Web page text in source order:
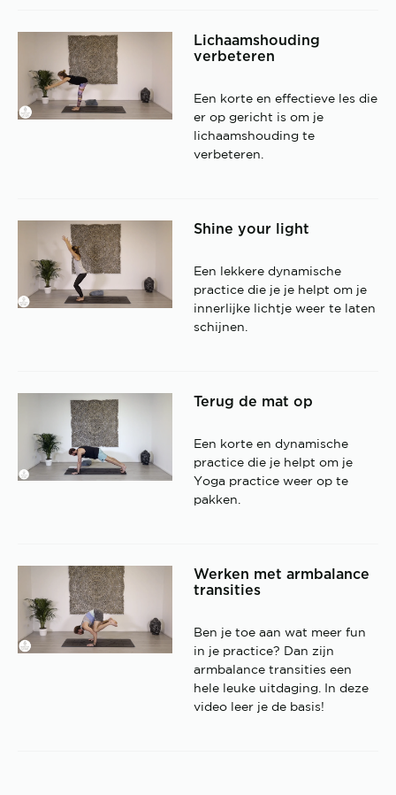
Lichaamshouding
verbeteren
Een korte en effectieve les die
er op gericht is om je
lichaamshouding te
verbeteren.
Shine your light
Een lekkere dynamische
practice die je je helpt om je
innerlijke lichtje weer te laten
schijnen.
Terug de mat op
Een korte en dynamische
practice die je helpt om je
Yoga practice weer op te
pakken.
Werken met armbalance
transities
Ben je toe aan wat meer fun
in je practice? Dan zijn
armbalance transities een
hele leuke uitdaging. In deze
video leer je de basis!